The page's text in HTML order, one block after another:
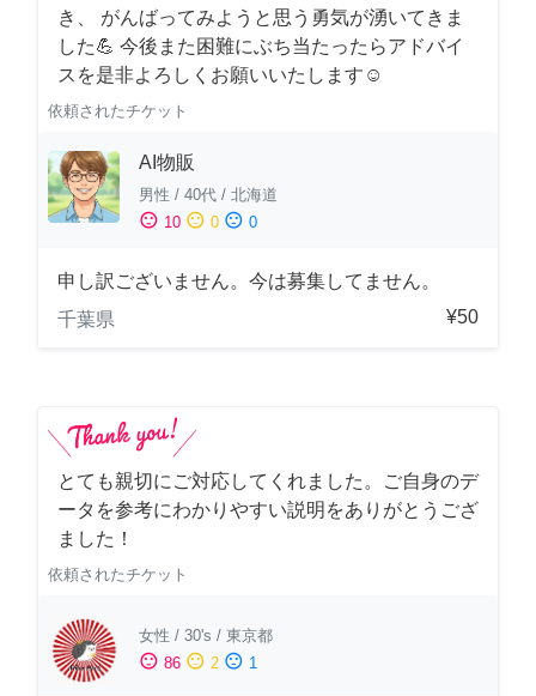
き、 がんばってみようと思う勇気が湧いてきま
した💪 今後また困難にぶち当たったらアドバイ
スを是非よろしくお願いいたします☺️
依頼されたチケット
AI物販
男性 / 40代 / 北海道
sentiment_satisfied 10 sentiment_neutral 0 sentiment_dissatisfied 0
申し訳ございません。今は募集してません。
千葉県
¥50
とても親切にご対応してくれました。ご自身のデ
ータを参考にわかりやすい説明をありがとうござ
ました！
依頼されたチケット
女性 / 30's / 東京都
sentiment_satisfied 86 sentiment_neutral 2 sentiment_dissatisfied 1